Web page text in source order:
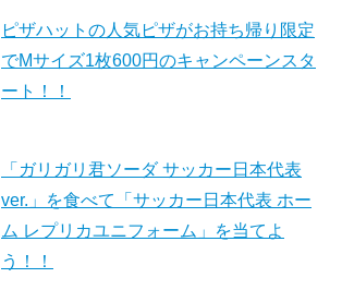
ピザハットの人気ピザがお持ち帰り限定
でMサイズ1枚600円のキャンペーンスタ
ート！！
「ガリガリ君ソーダ サッカー日本代表
ver.」を食べて「サッカー日本代表 ホー
ム レプリカユニフォーム」を当てよ
う！！